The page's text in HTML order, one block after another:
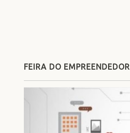
FEIRA DO EMPREENDEDOR